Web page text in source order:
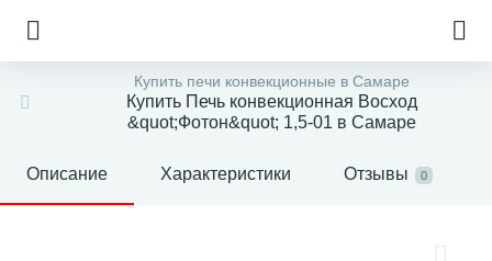
Купить печи конвекционные в Самаре
Купить Печь конвекционная Восход
&quot;Фотон&quot; 1,5-01 в Самаре
Описание Характеристики Отзывы 0